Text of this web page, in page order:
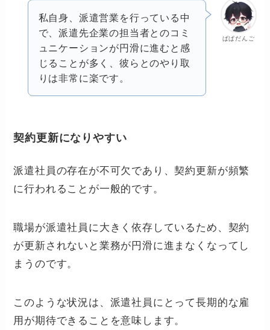
ぱぱだんご
私自身、派遣営業を行っている中
で、派遣先企業の担当者とのコミ
ュニケーションが円滑に進むと感
じることが多く、彼らとのやり取
りは非常に楽です。
契約更新になりやすい
派遣社員の存在が不可欠であり、契約更新が頻繁
に行われることが一般的です。
職場が派遣社員に大きく依存しているため、契約
が更新されないと業務が円滑に進まなくなってし
まうのです。
このような状況は、派遣社員にとって長期的な雇
用が期待できることを意味します。